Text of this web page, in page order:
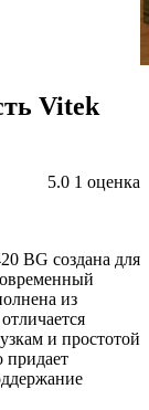
Vitek
5.0 1 оценка
BG создана для
из
и простотой
придает